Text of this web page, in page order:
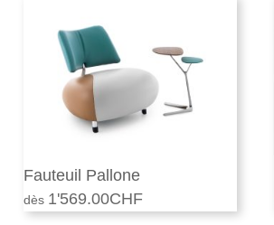
Fauteuil Pallone
1'569.00CHF